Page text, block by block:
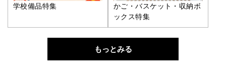
学校備品特集
かご・バスケット・収納ボ
ックス特集
もっとみる